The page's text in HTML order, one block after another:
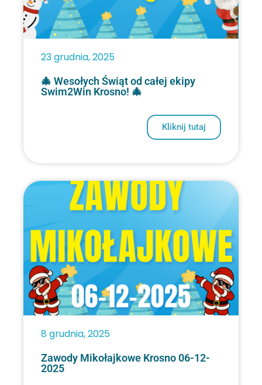
23 grudnia, 2025
🎄 Wesołych Świąt od całej ekipy
Swim2Win Krosno! 🎄
Kliknij tutaj
8 grudnia, 2025
Zawody Mikołajkowe Krosno 06-12-
2025